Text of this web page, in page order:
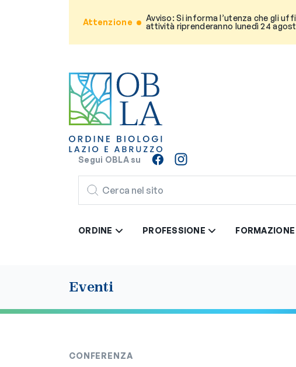
Attenzione
Avviso: Si informa l’utenza che gli
attività riprenderanno lunedì 24
Segui OBLA su
CERCA
ORDINE PROFESSIONE FORMAZIONE
Eventi
CONFERENZA